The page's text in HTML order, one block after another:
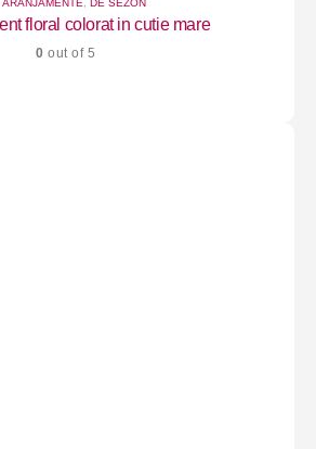
ARANJAMENTE, DE SEZON
floral colorat in cutie mare
0 out of 5